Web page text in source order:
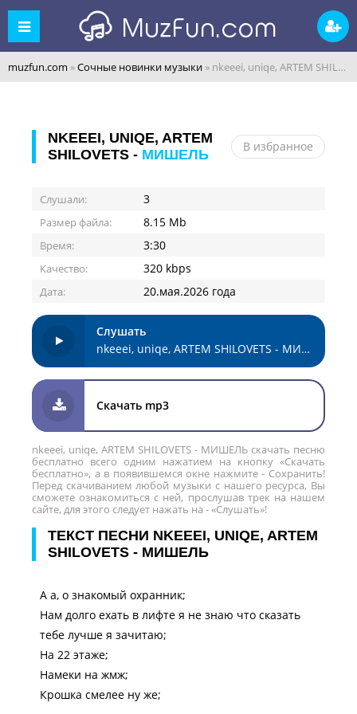
muzfun.com »Сочные новинки музыки » nkeeei, uniqe, ARTEM SHILOVETS - МИШЕЛЬ
NKEEEI, UNIQE, ARTEM
SHILOVETS - МИШЕЛЬ
В избранное
Слушали: 3
Размер файла: 8.15 Mb
Время: 3:30
Качество: 320 kbps
Дата: 20.мая.2026 года
Слушать
nkeeei, uniqe, ARTEM SHILOVETS - МИШЕЛЬ
Скачать mp3
nkeeei, uniqe, ARTEM SHILOVETS - МИШЕЛЬ скачать песню
бесплатно всего одним нажатием на кнопку «Скачать
бесплатно», а в появившемся окне нажмите - Сохранить!
Перед скачиванием любой музыки с нашего ресурса, Вы
сможете ознакомиться с ней, прослушав трек на нашем
сайте, для этого следует нажать на - «Слушать»!
ТЕКСТ ПЕСНИ NKEEEI, UNIQE, ARTEM
SHILOVETS - МИШЕЛЬ
А а, о знакомый охранник;
Нам долго ехать в лифте я не знаю что сказать
тебе лучше я зачитаю;
На 22 этаже;
Намеки на жмж;
Крошка смелее ну же;